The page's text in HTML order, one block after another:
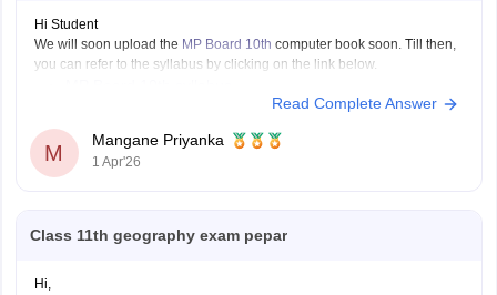
Hi Student
We will soon upload the MP Board 10th computer book soon. Till then,
you can refer to the syllabus by clicking on the link below.
Read Complete Answer
M
Mangane Priyanka
1 Apr'26
Class 11th geography exam pepar
Hi,